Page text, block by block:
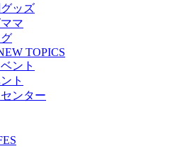
ッズ
マ
TOPICS
ント
ト
ンター